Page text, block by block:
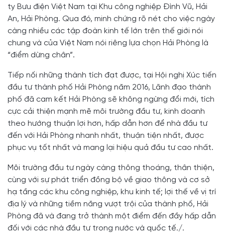
ty Bưu điện Việt Nam tại Khu công nghiệp Đình Vũ, Hải
An, Hải Phòng. Qua đó, minh chứng rõ nét cho việc ngày
càng nhiều các tập đoàn kinh tế lớn trên thế giới nói
chung và của Việt Nam nói riêng lựa chọn Hải Phòng là
“điểm dừng chân”.
Tiếp nối những thành tích đạt được, tại Hội nghị Xúc tiến
đầu tư thành phố Hải Phòng năm 2016, Lãnh đạo thành
phố đã cam kết Hải Phòng sẽ không ngừng đổi mới, tích
cực cải thiện mạnh mẽ môi trường đầu tư, kinh doanh
theo hướng thuận lợi hơn, hấp dẫn hơn để nhà đầu tư
đến với Hải Phòng nhanh nhất, thuận tiện nhất, được
phục vụ tốt nhất và mang lại hiệu quả đầu tư cao nhất.
Môi trường đầu tư ngày càng thông thoáng, thân thiện,
cùng với sự phát triển đồng bộ về giao thông và cơ sở
hạ tầng các khu công nghiệp, khu kinh tế; lợi thế về vị trí
địa lý và những tiềm năng vượt trội của thành phố, Hải
Phòng đã và đang trở thành một điểm đến đầy hấp dẫn
đối với các nhà đầu tư trong nước và quốc tế./.